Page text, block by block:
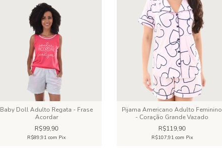
Baby Doll Adulto Regata - Frase
Acordar
R$99,90
R$89,91com Pix
Pijama Americano Adulto Feminino
- Coração Grande Vazado
R$119,90
R$107,91 com Pix